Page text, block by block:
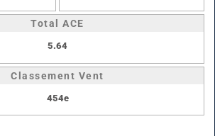
Total ACE
5.64
Classement Vent
454e